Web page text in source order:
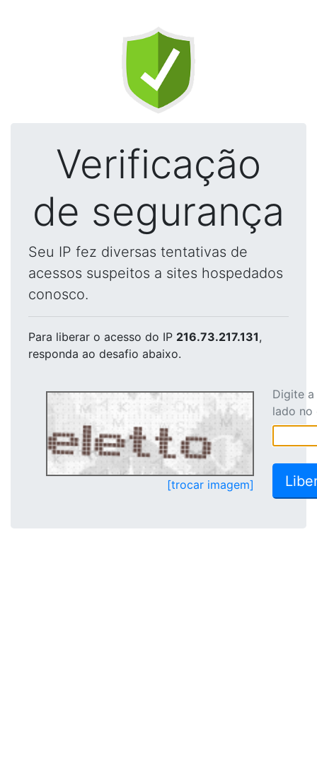
Verificação
de segurança
Seu IP fez diversas tentativas de
acessos suspeitos a sites hospedados
conosco.
Para liberar o acesso do IP 216.73.217.131,
responda ao desafio abaixo.
[trocar imagem]
Digite
lado no